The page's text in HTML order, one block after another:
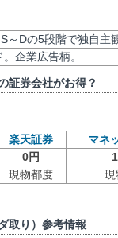
～Dの5段階で独自主
企業広告柄。
証券会社がお得？
楽天証券 マネ
0円
現物都度 現
取り）参考情報